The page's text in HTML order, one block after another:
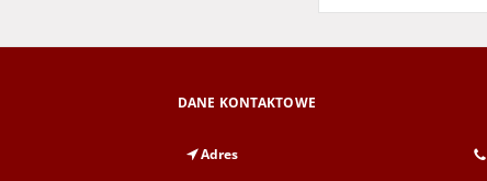
DANE KONTAKTOWE
Adres